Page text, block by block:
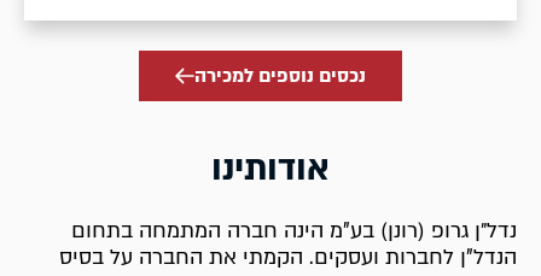
נכסים נוספים למכירה
אודותינו
נדל״ן גרופ (רונן) בע"מ הינה חברה המתמחה בתחום
הנדל”ן לחברות ועסקים. הקמתי את החברה על בסיס